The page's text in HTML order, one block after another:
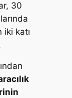
30
iki katı